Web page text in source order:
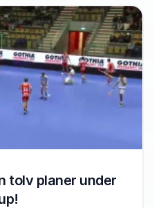
tolv planer under